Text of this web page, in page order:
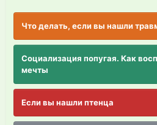
Что делать, если вы нашли
Социализация попугая. Как
мечты
Если вы нашли птенца